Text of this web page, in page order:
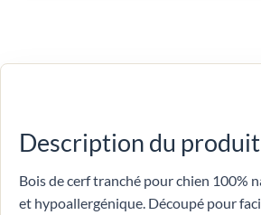
Description du produit
Bois de cerf tranché pour chien 100%
et hypoallergénique. Découpé pour